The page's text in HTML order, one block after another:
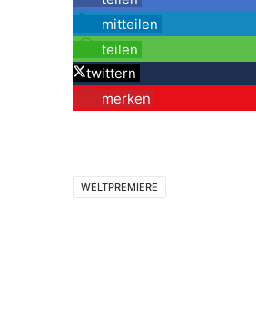
mitteilen
teilen
twittern
merken
WELTPREMIERE